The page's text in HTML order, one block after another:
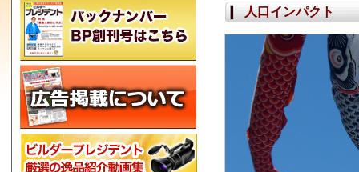
人口インパクト